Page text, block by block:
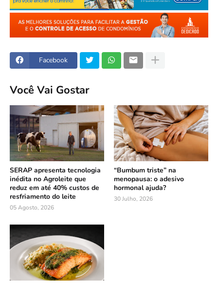
Facebook
Você Vai Gostar
SERAP apresenta tecnologia
inédita no Agroleite que
reduz em até 40% custos de
resfriamento do leite
05 Agosto, 2026
“Bumbum triste” na
menopausa: o adesivo
hormonal ajuda?
30 Julho, 2026